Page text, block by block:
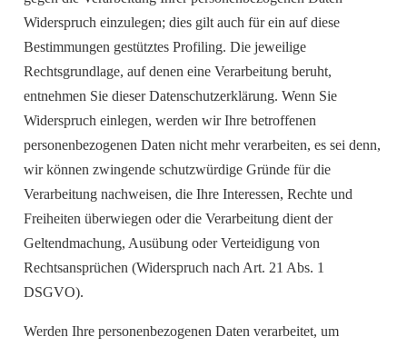
Widerspruch einzulegen; dies gilt auch für ein auf diese
Bestimmungen gestütztes Profiling. Die jeweilige
Rechtsgrundlage, auf denen eine Verarbeitung beruht,
entnehmen Sie dieser Datenschutzerklärung. Wenn Sie
Widerspruch einlegen, werden wir Ihre betroffenen
personenbezogenen Daten nicht mehr verarbeiten, es sei denn,
wir können zwingende schutzwürdige Gründe für die
Verarbeitung nachweisen, die Ihre Interessen, Rechte und
Freiheiten überwiegen oder die Verarbeitung dient der
Geltendmachung, Ausübung oder Verteidigung von
Rechtsansprüchen (Widerspruch nach Art. 21 Abs. 1
DSGVO).
Werden Ihre personenbezogenen Daten verarbeitet, um